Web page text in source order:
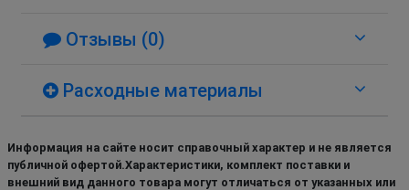
Отзывы (0)
Расходные материалы
Информация на сайте носит справочный характер и не является
публичной офертой.Характеристики, комплект поставки и
внешний вид данного товара могут отличаться от указанных или